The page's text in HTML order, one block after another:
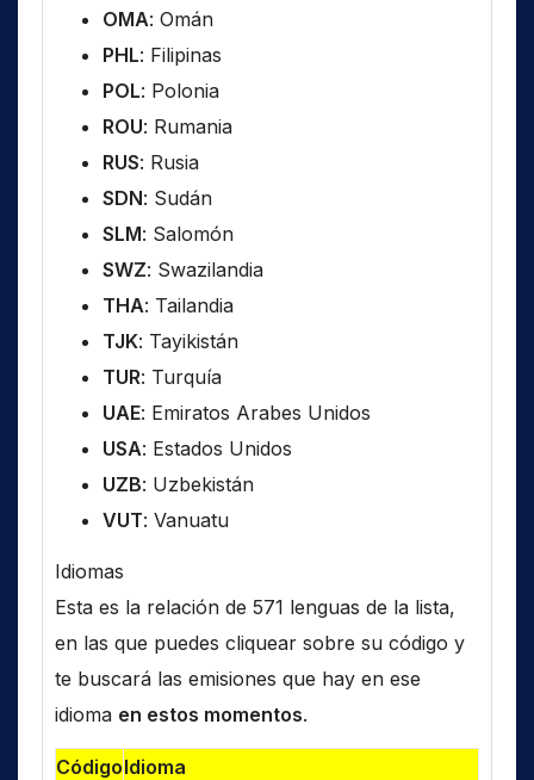
OMA: Omán
PHL: Filipinas
POL: Polonia
ROU: Rumania
RUS: Rusia
SDN: Sudán
SLM: Salomón
SWZ: Swazilandia
THA: Tailandia
TJK: Tayikistán
TUR: Turquía
UAE: Emiratos Arabes Unidos
USA: Estados Unidos
UZB: Uzbekistán
VUT: Vanuatu
Idiomas
Esta es la relación de 571 lenguas de la lista,
en las que puedes cliquear sobre su código y
te buscará las emisiones que hay en ese
idioma en estos momentos.
CódigoIdioma